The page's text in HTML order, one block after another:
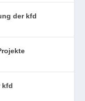
der kfd
kfd